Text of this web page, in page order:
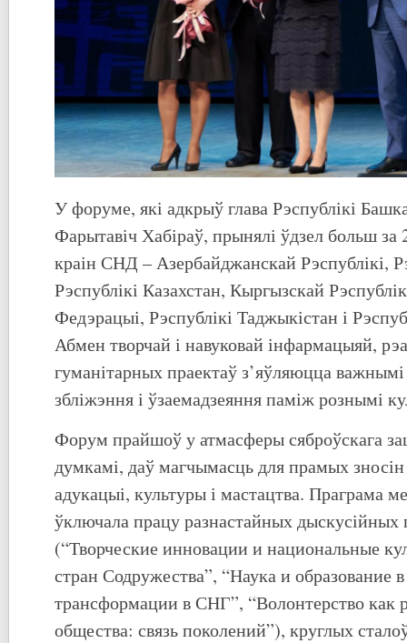
У форуме, які адкрыў глава Рэспублікі
Фарытавіч Хабіраў, прынялі ўдзел больш за
краін СНД – Азербайджанскай Рэспублікі,
Рэспублікі Казахстан, Кыргызскай
Федэрацыі, Рэспублікі Таджыкістан і
Абмен творчай і навуковай інфармацыяй,
гуманітарных праектаў з’яўляюцца
збліжэння і ўзаемадзеяння паміж рознымі
Форум прайшоў у атмасферы сяброўскага
думкамі, даў магчымасць для прамых зносін
адукацыі, культуры і мастацтва. Праграма
ўключала працу разнастайных дыскусійных
(“Творческие инновации и национальные
стран Содружества”, “Наука и образование
трансформации в СНГ”, “Волонтерство как
общества: связь поколений”), круглых